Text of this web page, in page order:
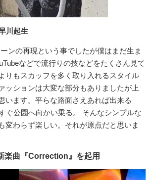
川起生
ンの再現という事でしたが僕はまだ生ま
などで流行りの技などをたくさん見て
りもスカッフを多く取り入れるスタイル
ッションは大変な部分もありましたが上
います。平らな路面さえあれば出来る
ぐ公園へ向かい乗る。 そんなシンプルな
変わらず楽しい。それが原点だと思いま
楽曲『Correction』を起用